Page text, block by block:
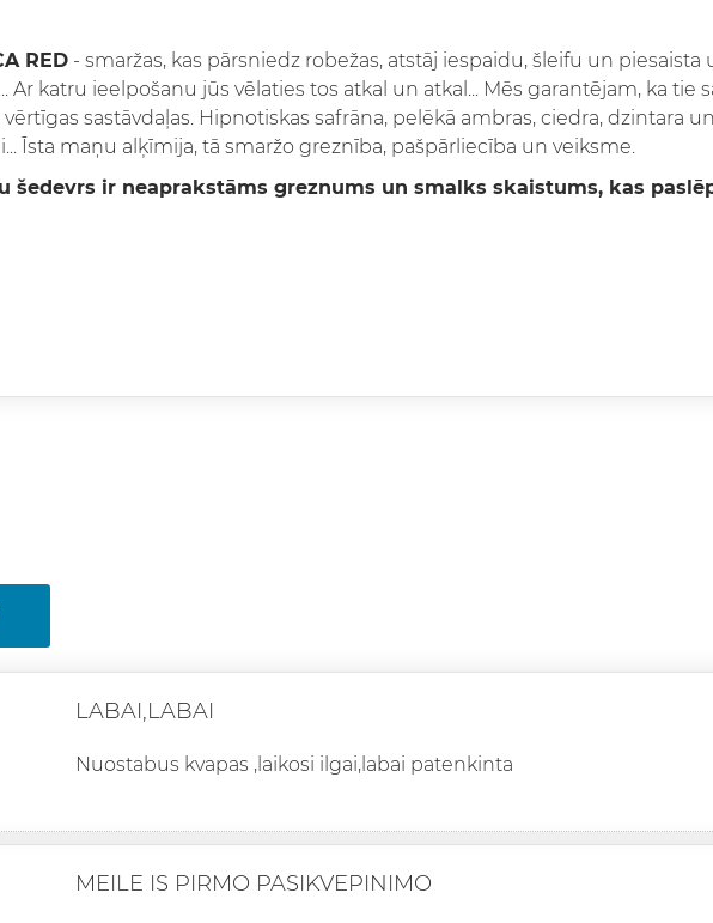
RED - smaržas, kas pārsniedz robežas, atstāj iespaidu, šleifu un piesaista
... Ar katru ieelpošanu jūs vēlaties tos atkal un atkal... Mēs garantējam, ka
vērtīgas sastāvdaļas. Hipnotiskas safrāna, pelēkā ambras, ciedra, dzintara
Īsta maņu alķīmija, tā smaržo greznība, pašpārliecība un veiksme.
šedevrs ir neaprakstāms greznums un smalks skaistums, kas
LABAI,LABAI
Nuostabus kvapas ,laikosi ilgai,labai patenkinta
MEILE IS PIRMO PASIKVEPINIMO